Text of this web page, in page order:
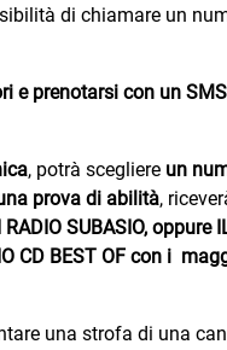
di chiamare un
e prenotarsi con un
, potrà scegliere un
prova di abilità,
SUBASIO, oppure
CD BEST OF con i
una strofa di una